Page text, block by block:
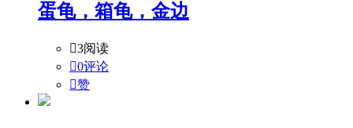
蛋龟，箱龟，金边
3阅读
0评论
赞